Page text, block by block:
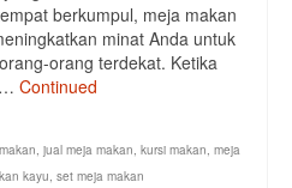
berkumpul, meja makan
minat Anda untuk
orang terdekat. Ketika
Continued
, jual meja makan, kursi makan, meja
kayu, set meja makan